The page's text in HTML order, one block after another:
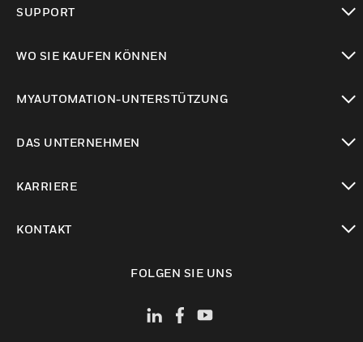
SUPPORT
WO SIE KAUFEN KÖNNEN
MYAUTOMATION-UNTERSTÜTZUNG
DAS UNTERNEHMEN
KARRIERE
KONTAKT
FOLGEN SIE UNS